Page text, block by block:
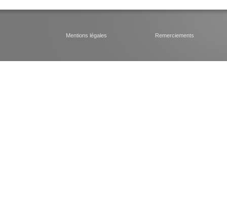
Mentions légales Remerciements